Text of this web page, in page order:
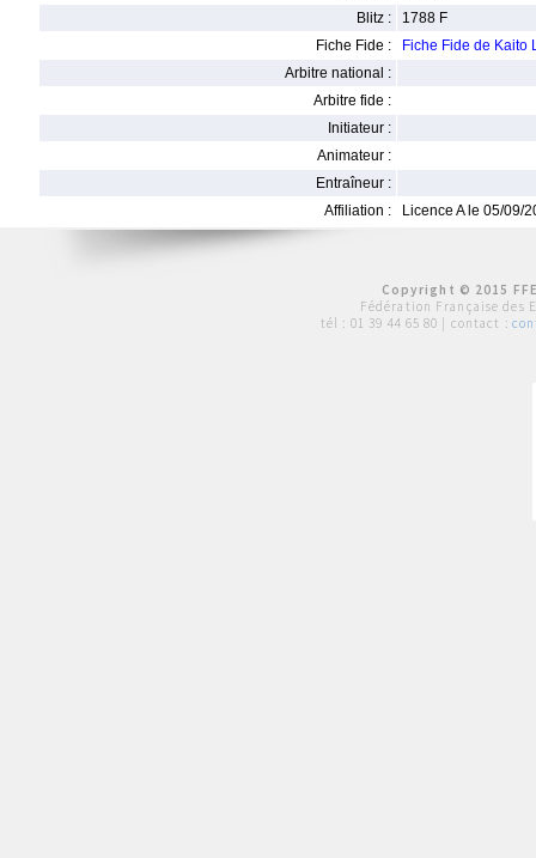
Blitz :
1788 F
Fiche Fide :
Fiche Fide de Kaito
Arbitre national :
Arbitre fide :
Initiateur :
Animateur :
Entraîneur :
Affiliation :
Licence A le 05/09/
Copyright © 2015
Fédération Française des
tél : 01 39 44 65 80 | contact :